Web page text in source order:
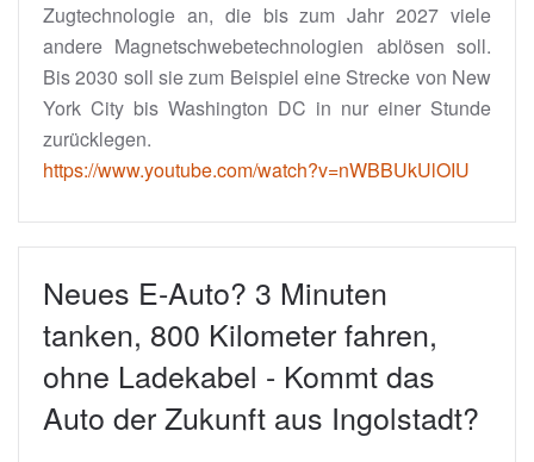
Zugtechnologie an, die bis zum Jahr 2027 viele
andere Magnetschwebetechnologien ablösen soll.
Bis 2030 soll sie zum Beispiel eine Strecke von New
York City bis Washington DC in nur einer Stunde
zurücklegen.
https://www.youtube.com/watch?v=nWBBUkUlOIU
Neues E-Auto? 3 Minuten
tanken, 800 Kilometer fahren,
ohne Ladekabel - Kommt das
Auto der Zukunft aus Ingolstadt?